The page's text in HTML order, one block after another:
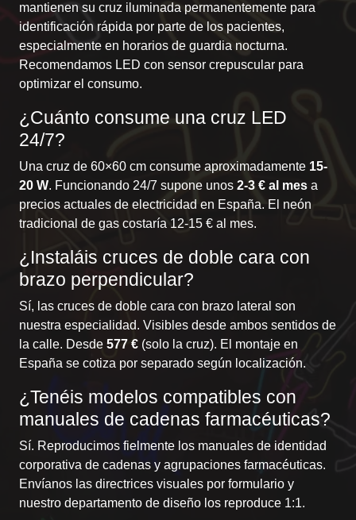
mantienen su cruz iluminada permanentemente para
identificación rápida por parte de los pacientes,
especialmente en horarios de guardia nocturna.
Recomendamos LED con sensor crepuscular para
optimizar el consumo.
¿Cuánto consume una cruz LED
24/7?
Una cruz de 60×60 cm consume aproximadamente 15-
20 W. Funcionando 24/7 supone unos 2-3 € al mes a
precios actuales de electricidad en España. El neón
tradicional de gas costaría 12-15 € al mes.
¿Instaláis cruces de doble cara con
brazo perpendicular?
Sí, las cruces de doble cara con brazo lateral son
nuestra especialidad. Visibles desde ambos sentidos de
la calle. Desde 577 € (solo la cruz). El montaje en
España se cotiza por separado según localización.
¿Tenéis modelos compatibles con
manuales de cadenas farmacéuticas?
Sí. Reproducimos fielmente los manuales de identidad
corporativa de cadenas y agrupaciones farmacéuticas.
Envíanos las directrices visuales por formulario y
nuestro departamento de diseño los reproduce 1:1.